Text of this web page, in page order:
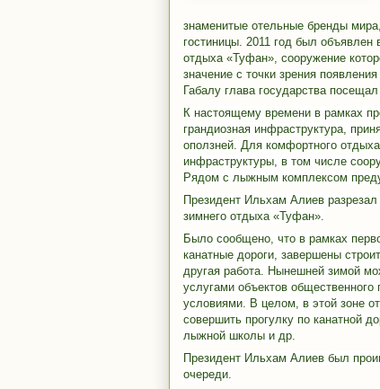
знаменитые отельные бренды
гостиницы. 2011 год был
отдыха «Туфан», сооружение
значение с точки зрения
Габалу глава государства
К настоящему времени в рамках
грандиозная инфраструктура,
оползней. Для комфортного
инфраструктуры, в том числе
Рядом с лыжным комплексом
Президент Ильхам Алиев
зимнего отдыха «Туфан».
Было сообщено, что в рамках
канатные дороги, завершены
другая работа. Нынешней зимой
услугами объектов
условиями. В целом, в этой зоне
совершить прогулку по канатной
лыжной школы и др.
Президент Ильхам Алиев был
очереди.